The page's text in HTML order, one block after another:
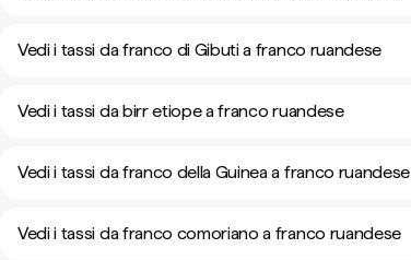
Vedi i tassi da franco di Gibuti a franco ruandese
Vedi i tassi da birr etiope a franco ruandese
Vedi i tassi da franco della Guinea a franco ruandese
Vedi i tassi da franco comoriano a franco ruandese